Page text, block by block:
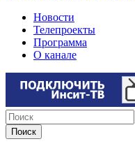
Новости
Телепроекты
Программа
О канале